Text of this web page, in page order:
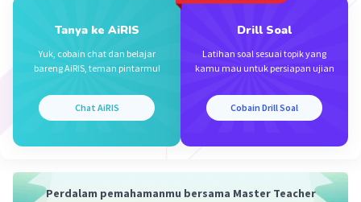
Tanya ke AiRIS
Yuk, cobain chat dan belajar
bareng AiRIS, teman pintarmu!
Chat AiRIS
Drill Soal
Latihan soal sesuai topik yang
kamu mau untuk persiapan ujian
Cobain Drill Soal
Perdalam pemahamanmu bersama Master Teacher